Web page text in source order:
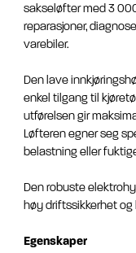
sakseløfter med 3
reparasjoner,
varebiler.
Den lave
enkel tilgang til
utførelsen gir
Løfteren egner seg
belastning eller
Den robuste
høy driftssikkerhet
Egenskaper